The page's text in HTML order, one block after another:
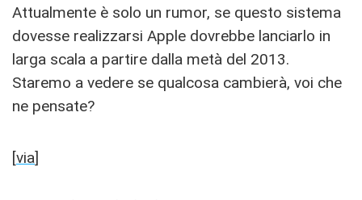
Attualmente è solo un rumor, se questo sistema
dovesse realizzarsi Apple dovrebbe lanciarlo in
larga scala a partire dalla metà del 2013.
Staremo a vedere se qualcosa cambierà, voi che
ne pensate?
[via]